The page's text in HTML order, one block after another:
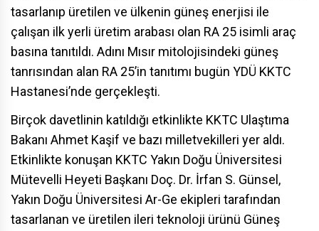
tasarlanıp üretilen ve ülkenin güneş enerjisi ile
çalışan ilk yerli üretim arabası olan RA 25 isimli araç
basına tanıtıldı. Adını Mısır mitolojisindeki güneş
tanrısından alan RA 25’in tanıtımı bugün YDÜ KKTC
Hastanesi’nde gerçekleşti.
Birçok davetlinin katıldığı etkinlikte KKTC Ulaştıma
Bakanı Ahmet Kaşif ve bazı milletvekilleri yer aldı.
Etkinlikte konuşan KKTC Yakın Doğu Üniversitesi
Mütevelli Heyeti Başkanı Doç. Dr. İrfan S. Günsel,
Yakın Doğu Üniversitesi Ar-Ge ekipleri tarafından
tasarlanan ve üretilen ileri teknoloji ürünü Güneş